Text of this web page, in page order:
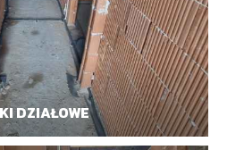
DZIAŁOWE